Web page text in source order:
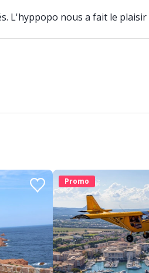
L'hyppopo nous a fait le plaisir
Promo